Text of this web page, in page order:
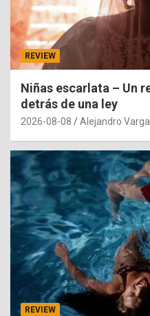
REVIEW
Niñas escarlata – Un
detrás de una ley
2026-08-08 Alejandro
REVIEW